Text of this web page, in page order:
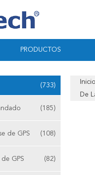
PRODUCTOS
(733)
(185)
de GPS (108)
GPS (82)
Inicio
De